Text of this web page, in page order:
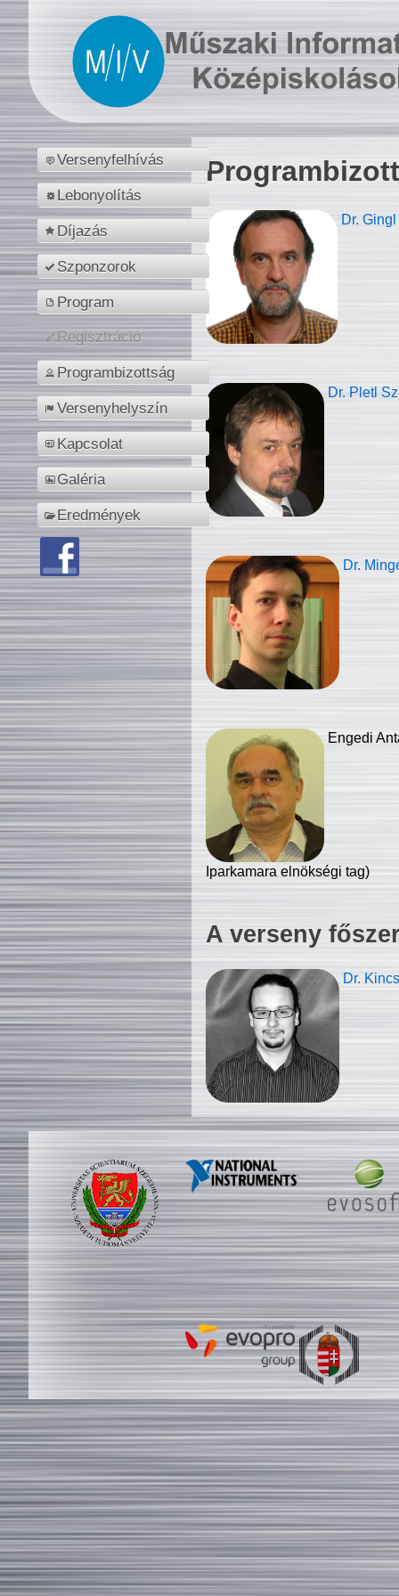
Versenyfelhívás
Lebonyolítás
Díjazás
Szponzorok
Program
Regisztráció
Programbizottság
Versenyhelyszín
Kapcsolat
Galéria
Eredmények
Dr.
Dr. Pletl
Dr.
Engedi
Iparkamara elnökségi tag)
A verseny
Dr.